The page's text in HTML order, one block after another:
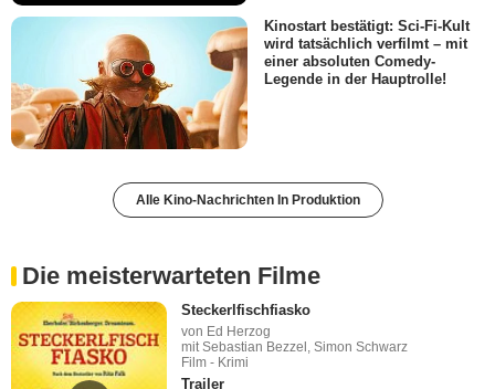
Kinostart bestätigt: Sci-Fi-Kult
wird tatsächlich verfilmt – mit
einer absoluten Comedy-
Legende in der Hauptrolle!
Alle Kino-Nachrichten In Produktion
Die meisterwarteten Filme
Steckerlfischfiasko
von Ed Herzog
mit Sebastian Bezzel, Simon Schwarz
Film - Krimi
Trailer